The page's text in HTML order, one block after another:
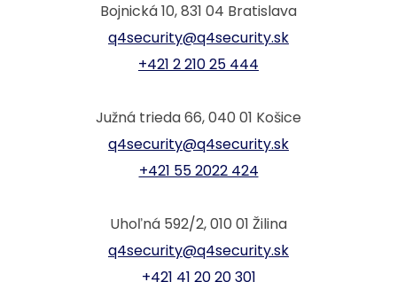
Bojnická 10, 831 04 Bratislava
q4security@q4security.sk
+421 2 210 25 444
Južná trieda 66, 040 01 Košice
q4security@q4security.sk
+421 55 2022 424
Uhoľná 592/2, 010 01 Žilina
q4security@q4security.sk
+421 41 20 20 301